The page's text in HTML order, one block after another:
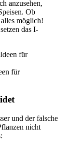
anzusehen,
Ob
möglich!
das I-
für
und der falsche
nicht